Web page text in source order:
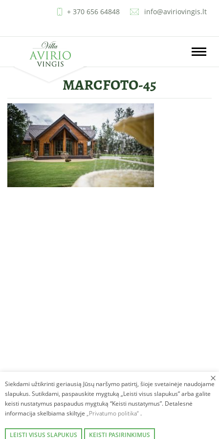
+ 370 656 64848 info@aviriovingis.lt
Toggle
MARCFOTO-45
Siekdami užtikrinti geriausią Jūsų naršymo patirtį, šioje svetainėje naudojame
slapukus. Sutikdami, paspauskite mygtuką „Leisti visus slapukus” arba galite
keisti nustatymus paspaudus mygtuką “Keisti nustatymus”. Detalesnė
informacija skelbiama skiltyje „Privatumo politika“ .
LEISTI VISUS SLAPUKUS KEISTI PASIRINKIMUS